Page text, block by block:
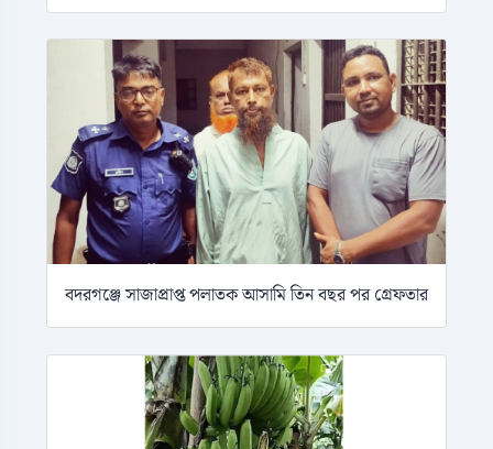
বদরগঞ্জে সাজাপ্রাপ্ত পলাতক আসামি তিন বছর পর গ্রেফতার